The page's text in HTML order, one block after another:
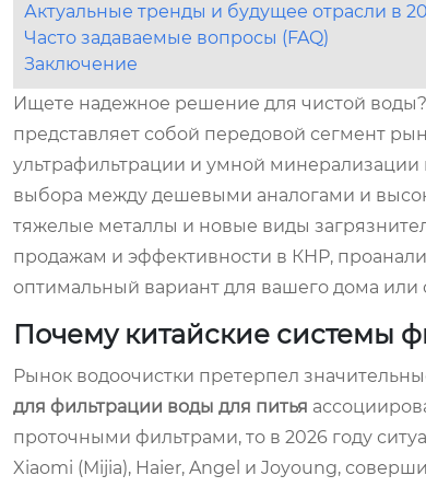
Актуальные тренды и будущее отрасли в
Часто задаваемые вопросы (FAQ)
Заключение
Ищете надежное решение для чистой воды?
представляет собой передовой сегмент
ультрафильтрации и умной минерализации
выбора между дешевыми аналогами и
тяжелые металлы и новые виды
продажам и эффективности в КНР,
оптимальный вариант для вашего дома или
Почему китайские системы
Рынок водоочистки претерпел
для фильтрации воды для питья
проточными фильтрами, то в 2026 году
Xiaomi (Mijia), Haier, Angel и Joyoung,